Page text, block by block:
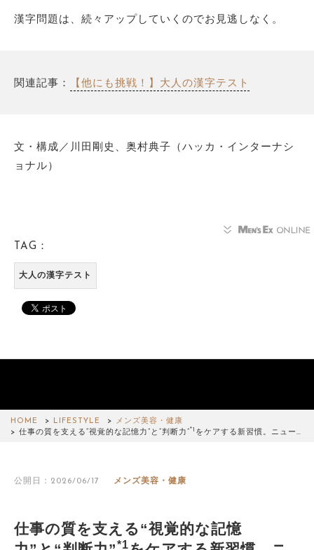
漢字問題は、続々アップしていくのでお見逃しなく。
関連記事： 【他にも挑戦！】大人の漢字テスト
文・構成／川田剛史、奥村典子（ハッカ・インターナシ
ョナル）
TAG：
大人の漢字テスト
HOME LIFESTYLE
メンズ美容・健康
仕事の質を支える“視覚的な記憶力”と“判断力”*1 をケアする新習慣。ニュー…
公開日：2026/06/17 メンズ美容・健康
仕事の質を支える“視覚的な記憶
*1